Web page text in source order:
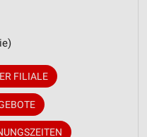
FILIALE